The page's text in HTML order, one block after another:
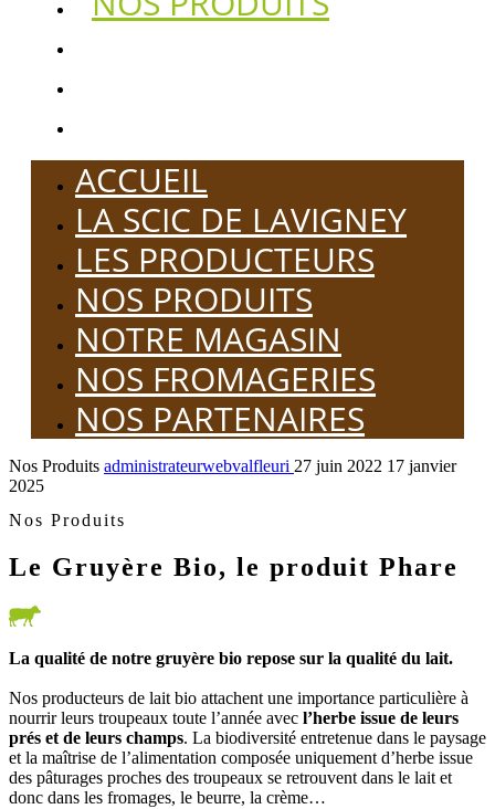
ACCUEIL
LA SCIC DE LAVIGNEY
LES PRODUCTEURS
NOS PRODUITS
NOTRE MAGASIN
NOS FROMAGERIES
NOS PARTENAIRES
Nos Produits administrateurwebvalfleuri 27 juin 2022 17 janvier
2025
Nos Produits
Le Gruyère Bio, le produit Phare
La qualité de notre gruyère bio repose sur la qualité du lait.
Nos producteurs de lait bio attachent une importance particulière à
nourrir leurs troupeaux toute l’année avec l’herbe issue de leurs
prés et de leurs champs. La biodiversité entretenue dans le paysage
et la maîtrise de l’alimentation composée uniquement d’herbe issue
des pâturages proches des troupeaux se retrouvent dans le lait et
donc dans les fromages, le beurre, la crème…